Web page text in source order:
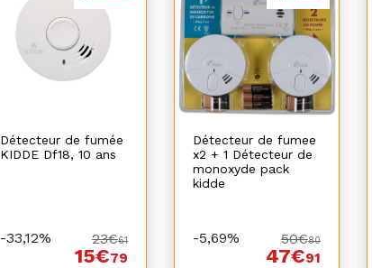
Détecteur de fumée
KIDDE Df18, 10 ans
-33,12% 23€61
15€79
Détecteur de fumee
x2 + 1 Détecteur de
monoxyde pack
kidde
-5,69% 50€80
47€91